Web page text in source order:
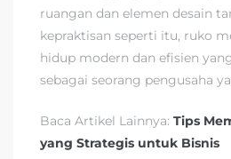
ruangan dan elemen desain
kepraktisan seperti itu, ruko
hidup modern dan efisien
sebagai seorang pengusaha
Baca Artikel Lainnya: Tips
yang Strategis untuk Bisnis